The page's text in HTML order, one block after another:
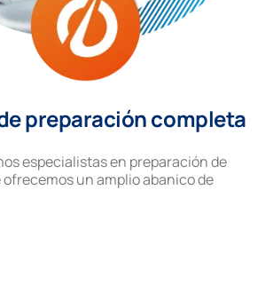
preparación completa
especialistas en preparación de
un amplio abanico de